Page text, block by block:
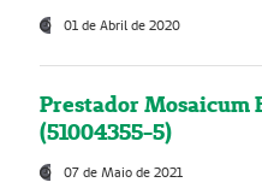
01 de Abril de 2020
Prestador Mosaicum
(51004355-5)
07 de Maio de 2021